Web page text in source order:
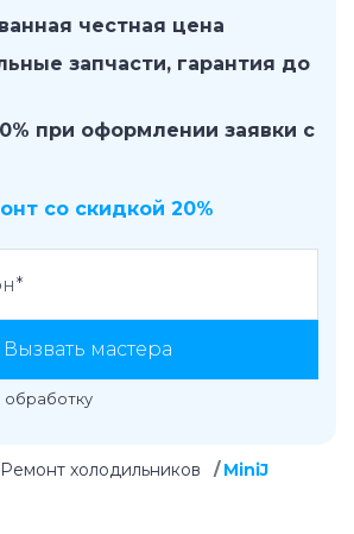
честная цена
запчасти, гарантия до
при оформлении заявки с
со скидкой 20%
Вызвать мастера
обработку
Ремонт холодильников MiniJ